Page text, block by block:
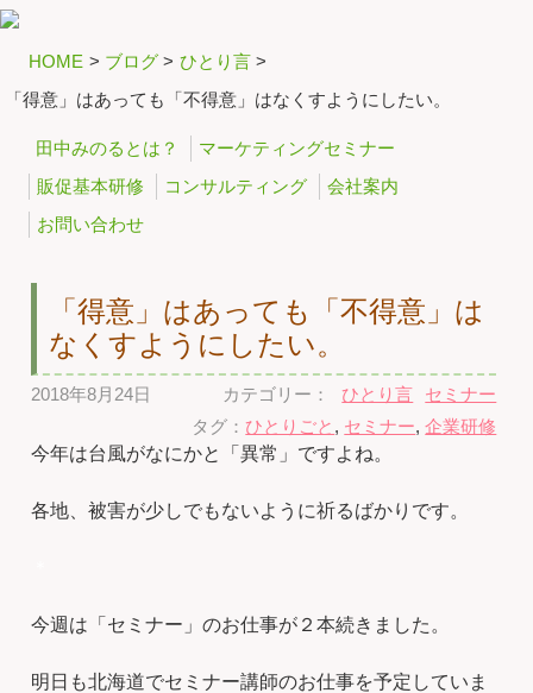
HOME > ブログ > ひとり言 >
「得意」はあっても「不得意」はなくすようにしたい。
田中みのるとは？
マーケティングセミナー
販促基本研修
コンサルティング
会社案内
お問い合わせ
「得意」はあっても「不得意」は
なくすようにしたい。
2018年8月24日 カテゴリー： ひとり言
セミナー
タグ：ひとりごと , セミナー,企業研修
今年は台風がなにかと「異常」ですよね。
各地、被害が少しでもないように祈るばかりです。
今週は「セミナー」のお仕事が２本続きました。
明日も北海道でセミナー講師のお仕事を予定していま